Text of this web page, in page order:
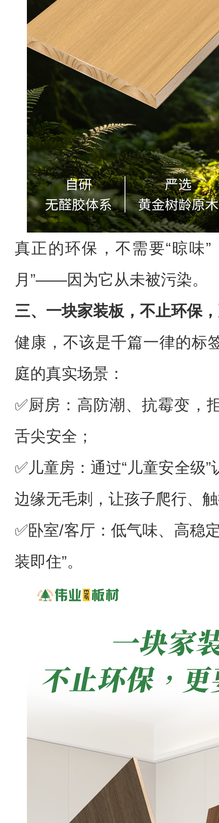
真正的环保，不需要“晾味”
月”——因为它从未被污染。
三、一块家装板，不止环保
健康，不该是千篇一律的标
庭的真实场景：
✅厨房：高防潮、抗霉变，
舌尖安全；
✅儿童房：通过“儿童安全级
边缘无毛刺，让孩子爬行、
✅卧室/客厅：低气味、高稳
装即住”。